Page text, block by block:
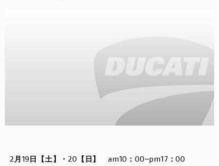
2月19日【土】・20【日】 am10：00~pm17：00